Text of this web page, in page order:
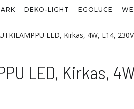
DEKO-LIGHT EGOLUCE
LED, Kirkas, 4W, E14,
LED, Kirkas,